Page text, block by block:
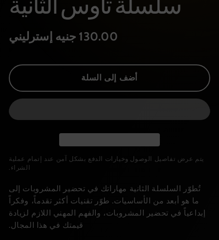
سلسلة تاوس الثانية
130.00 جنيه إسترليني
تُطوّر السلسلة الثانية مهاراتك في تحضير المشروبات إلى
ما هو أبعد من الأساسيات. طوّر تقنيات أكثر تقدماً، وفكراً
إبداعياً في تحضير المشروبات، والفهم المهني اللازم لزيادة
قيمتك في هذا المجال.
أضف إلى السلة
يتم عرض تفاصيل الوصول وخيارات الدفع بشكل آمن عند إتمام عملية
الشراء.